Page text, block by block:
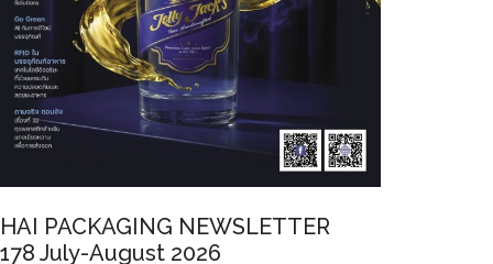
PACKAGING NEWSLETTER
July-August 2026